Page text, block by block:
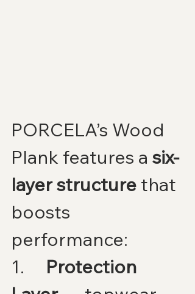
PORCELA’s Wood
Plank features a six-
layer structure that
boosts
performance:
1. Protection